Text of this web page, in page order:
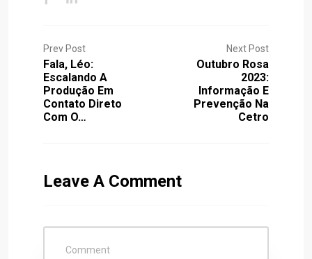
Prev Post
Fala, Léo:
Escalando A
Produção Em
Contato Direto
Com O…
Next Post
Outubro Rosa
2023:
Informação E
Prevenção Na
Cetro
Leave A Comment